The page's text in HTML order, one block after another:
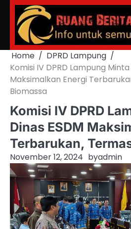
Skip
content
Home
DPRD Lampung
Komisi IV DPRD Lampung Minta
Maksimalkan Energi
Biomassa
Komisi IV DPRD
Dinas ESDM
Terbarukan,
November 12, 2024 byadmin